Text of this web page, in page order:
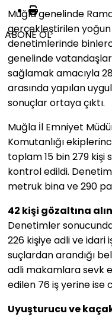
ABONE OL
Muğla genelinde
gerçekleştirilen
denetimlerinde
genelinde
sağlamak amacıyla
arasında yapılan
sonuçlar ortaya çıktı.
Muğla İl Emniyet
Komutanlığı
toplam15 bin 279 kişi
kontrol edildi.
metruk binave290
42 kişi gözaltına
Denetimler
226 kişiye adli ve idari
suçlardan arandığı
adli makamlara sevk
edilen 76 iş yerineise
Uyuşturucu ve